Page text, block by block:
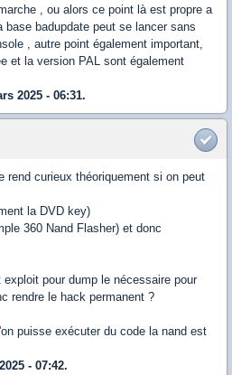
, ou alors ce point là est propre a
badupdate peut se lancer sans
, autre point également important,
et la version PAL sont également
2025 - 06:31.
rend curieux théoriquement si on peut
la DVD key)
360 Nand Flasher) et donc
pour dump le nécessaire pour
rendre le hack permanent ?
puisse exécuter du code la nand est
- 07:42.